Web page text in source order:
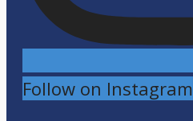
Follow on Instagram